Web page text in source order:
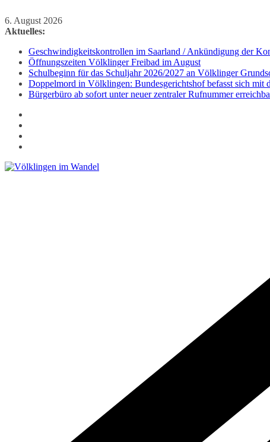
Zum
Inhalt
6. August 2026
Aktuelles:
Geschwindigkeitskontrollen im Saarland / Ankündigung der
Öffnungszeiten Völklinger Freibad im August
Schulbeginn für das Schuljahr 2026/2027 an Völklinger
Doppelmord in Völklingen: Bundesgerichtshof befasst sich mit
Bürgerbüro ab sofort unter neuer zentraler Rufnummer